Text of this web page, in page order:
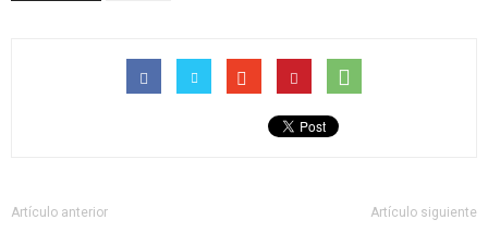
Artículo anterior Artículo siguiente